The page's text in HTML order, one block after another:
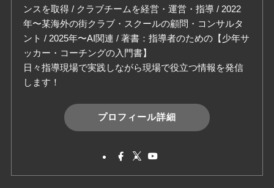
ンスを取得 / クラブチームを経営・運営・指導 / 2022
年〜某海外の街クラブ・スクールの顧問・コンサルタ
ント / 2025年〜AI関連 / 著書：指導者のための【少年サ
ッカー・コーチングの入門書】
日々指導現場で実践しながら現場で役立つ情報を発信
します！
プロフィール詳細